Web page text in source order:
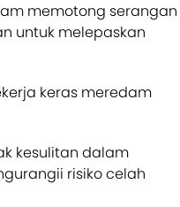
memotong serangan
untuk melepaskan
keras meredam
kesulitan dalam
risiko celah